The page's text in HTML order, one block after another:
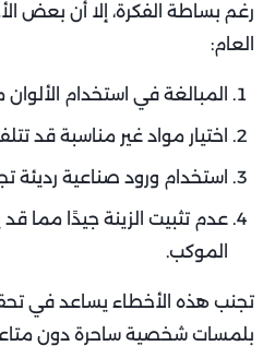
رغم بساطة الفكرة، إلا أن بعض
العام:
المبالغة في استخدام
اختيار مواد غير مناسبة قد
استخدام ورود صناعية
عدم تثبيت الزينة جيدًا مما
الموكب.
تجنب هذه الأخطاء يساعد في
بلمسات شخصية ساحرة دون